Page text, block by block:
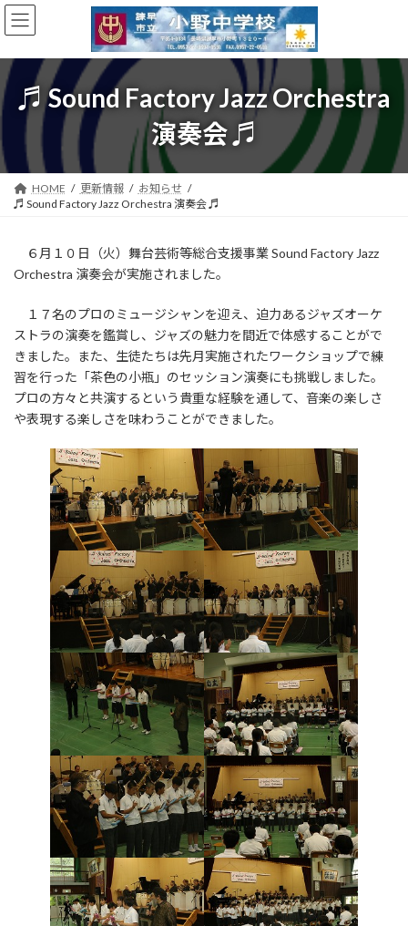
コ
ン
ン
ツ
へ
ッ
プ
ナ
ビ
ー
シ
ョ
移
動
♬ Sound Factory Jazz Orchestra
演奏会 ♬
HOME 更新情報
お知らせ
♬ Sound Factory Jazz Orchestra 演奏会 ♬
６月１０日（火）舞台芸術等総合支援事業 Sound Factory Jazz
Orchestra 演奏会が実施されました。
１７名のプロのミュージシャンを迎え、迫力あるジャズオーケ
ストラの演奏を鑑賞し、ジャズの魅力を間近で体感することがで
きました。また、生徒たちは先月実施されたワークショップで練
習を行った「茶色の小瓶」のセッション演奏にも挑戦しました。
プロの方々と共演するという貴重な経験を通して、音楽の楽しさ
や表現する楽しさを味わうことができました。